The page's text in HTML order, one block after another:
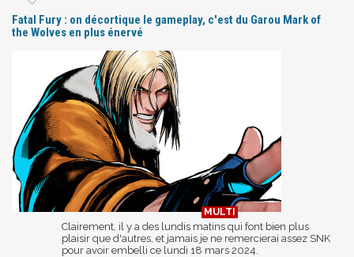
Fatal Fury : on décortique le gameplay, c'est du Garou Mark of
the Wolves en plus énervé
Clairement, il y a des lundis matins qui font bien plus
plaisir que d'autres, et jamais je ne remercierai assez SNK
pour avoir embelli ce lundi 18 mars 2024.